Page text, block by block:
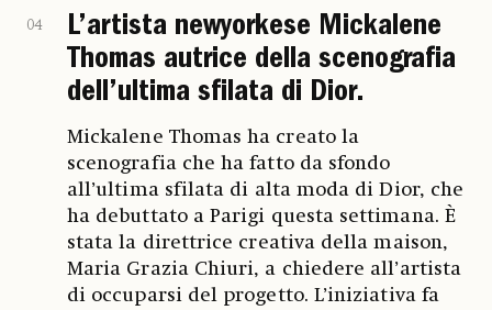
04
L’artista newyorkese Mickalene
Thomas autrice della scenografia
dell’ultima sfilata di Dior.
Mickalene Thomas ha creato la
scenografia che ha fatto da sfondo
all’ultima sfilata di alta moda di Dior, che
ha debuttato a Parigi questa settimana. È
stata la direttrice creativa della maison,
Maria Grazia Chiuri, a chiedere all’artista
di occuparsi del progetto. L’iniziativa fa